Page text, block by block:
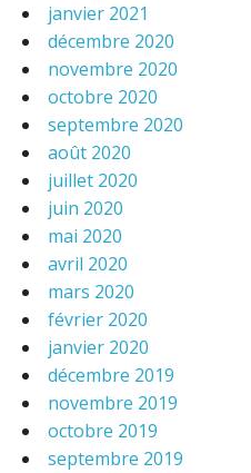
janvier 2021
décembre 2020
novembre 2020
octobre 2020
septembre 2020
août 2020
juillet 2020
juin 2020
mai 2020
avril 2020
mars 2020
février 2020
janvier 2020
décembre 2019
novembre 2019
octobre 2019
septembre 2019